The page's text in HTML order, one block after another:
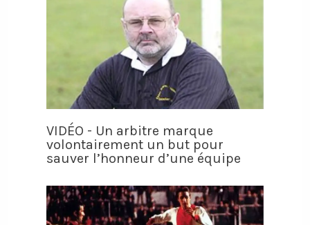
VIDÉO - Un arbitre marque
volontairement un but pour
sauver l’honneur d’une équipe